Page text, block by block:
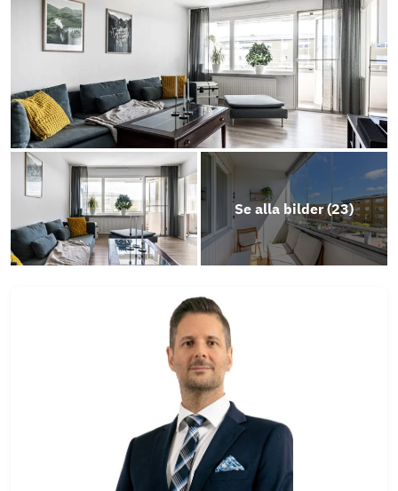
Nedanvägsgatan 20A-C
Energideklaration Kallblodsgatan 2A-B, 4A-B &
6A-B
Årsredovisning 2024
Energideklaration Varmblodsgatan 2A-C & 4A-
B
Energideklaration Skrittgatan 3
Energideklaration Södra Nedanvägsgatan 22A-
C & Varmblodsgatan 1A-B
Årsredovisning 2025
Se alla bilder (23)